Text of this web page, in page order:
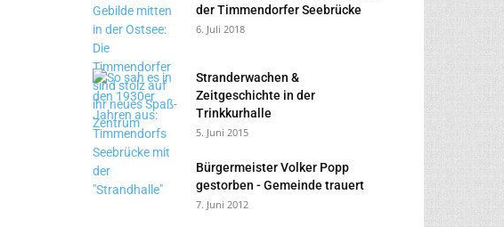
der Timmendorfer Seebrücke
6. Juli 2018
Stranderwachen &
Zeitgeschichte in der
Trinkkurhalle
5. Juni 2015
Bürgermeister Volker Popp
gestorben - Gemeinde trauert
7. Juni 2012